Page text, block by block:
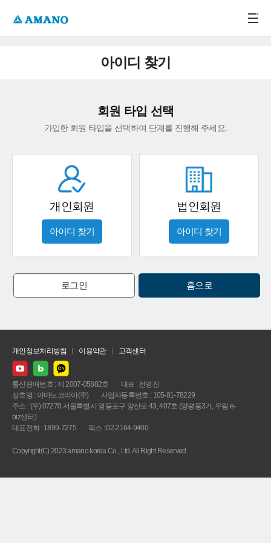
아이디 찾기
회원 타입 선택
가입한 회원 타입을 선택하여 단계를 진행해 주세요.
개인회원
아이디 찾기
법인회원
아이디 찾기
로그인 홈으로
개인정보처리방침 이용약관 고객센터
통신판매번호 : 제 2007-05882호
대표 : 전명진
상호명 : 아마노코리아(주)
사업자등록번호 : 105-81-78229
주소 : (우) 07270 서울특별시 영등포구 양산로 43, 407호 (양평동3가, 우림 e-
biz센터)
대표전화 : 1899-7275
팩스 : 02-2164-9400
Copyright(C) 2023 amano korea Co., Ltd. All Right Reserved